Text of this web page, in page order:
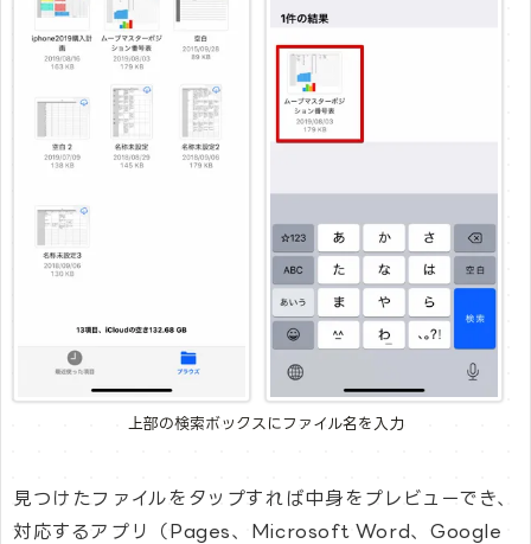
上部の検索ボックスにファイル名を入力
見つけたファイルをタップすれば中身をプレビューでき、
対応するアプリ（Pages、Microsoft Word、Google